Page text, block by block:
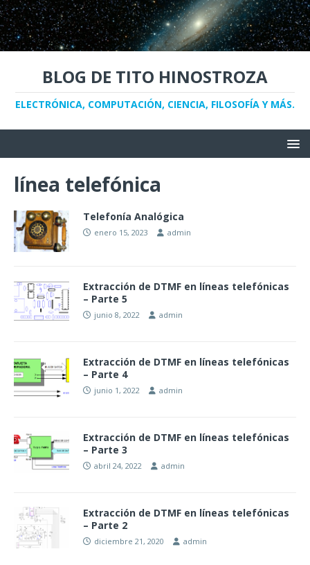
BLOG DE TITO HINOSTROZA
ELECTRÓNICA, COMPUTACIÓN, CIENCIA, FILOSOFÍA Y MÁS.
línea telefónica
Telefonía Analógica
enero 15, 2023 admin
Extracción de DTMF en líneas telefónicas
– Parte 5
junio 8, 2022 admin
Extracción de DTMF en líneas telefónicas
– Parte 4
junio 1, 2022 admin
Extracción de DTMF en líneas telefónicas
– Parte 3
abril 24, 2022 admin
Extracción de DTMF en líneas telefónicas
– Parte 2
diciembre 21, 2020 admin